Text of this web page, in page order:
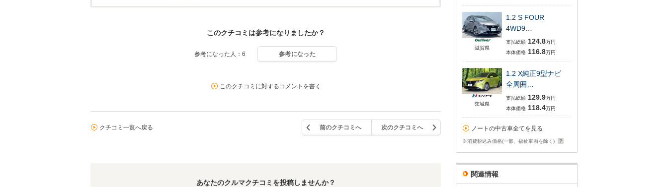
このクチコミは参考になりましたか？
参考になった人：6 参考になった
このクチコミに対するコメントを書く
クチコミ一覧へ戻る 前のクチコミへ 次のクチコミへ
あなたのクルマクチコミを投稿しませんか？
滋賀県
1.2 S FOUR
4WD9…
支払総額 124.8万円
本体価格 116.8万円
茨城県
1.2 X純正9型ナビ
全周囲…
支払総額 129.9万円
本体価格 118.4万円
ノートの中古車全てを見る
※消費税込み価格(一部、福祉車両を除く)
関連情報